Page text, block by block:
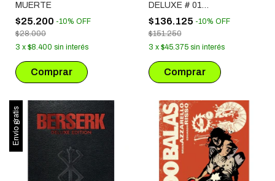
MUERTE
$25.200 -10% OFF
$28.000
3 x $8.400 sin interés
DELUXE # 01
(LANZAMIENTO
SEPTIEMBRE 2026)
$136.125 -10% OFF
$151.250
3 x $45.375 sin interés
Envío gratis